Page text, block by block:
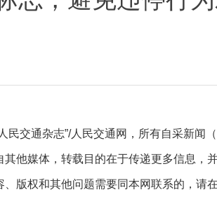
民交通杂志”/人民交通网，所有自采新
其他媒体，转载目的在于传递更多信息，
、版权和其他问题需要同本网联系的，请